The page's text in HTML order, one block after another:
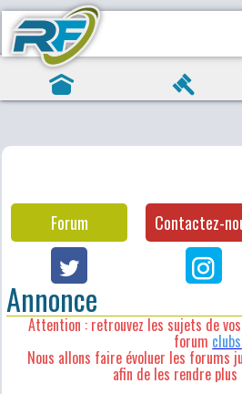
Forum Contactez-
Annonce
Attention : retrouvez les sujets de
forum clubs
Nous allons faire évoluer les forums
afin de les rendre